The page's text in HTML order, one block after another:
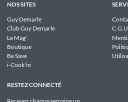
NOS SITES
Guy Demarle
Club Guy Demarle
Le Mag'
Boutique
Be Save
i-Cook'in
C.G.U
RESTEZ CONNECTÉ